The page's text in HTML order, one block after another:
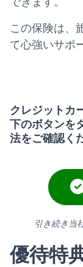
この保険は、
て心強いサポ
クレジットカ
下のボタンを
法をご確認く
引き続き当
優待特